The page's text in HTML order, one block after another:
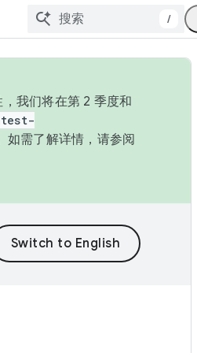
/
我们将在第 2 季度和
如需了解详情，请参阅